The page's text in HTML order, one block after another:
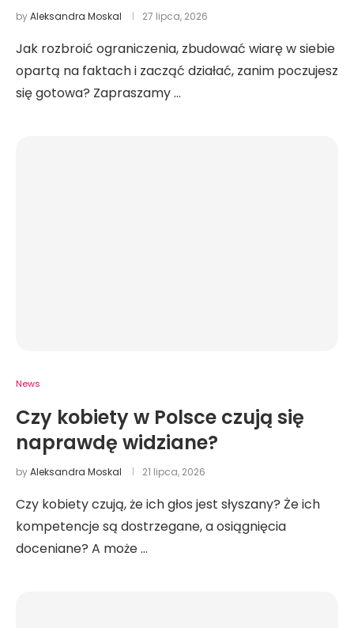
byAleksandra Moskal 27 lipca, 2026
Jak rozbroić ograniczenia, zbudować wiarę w siebie
opartą na faktach i zacząć działać, zanim poczujesz
się gotowa? Zapraszamy …
News
Czy kobiety w Polsce czują się
naprawdę widziane?
byAleksandra Moskal 21 lipca, 2026
Czy kobiety czują, że ich głos jest słyszany? Że ich
kompetencje są dostrzegane, a osiągnięcia
doceniane? A może …